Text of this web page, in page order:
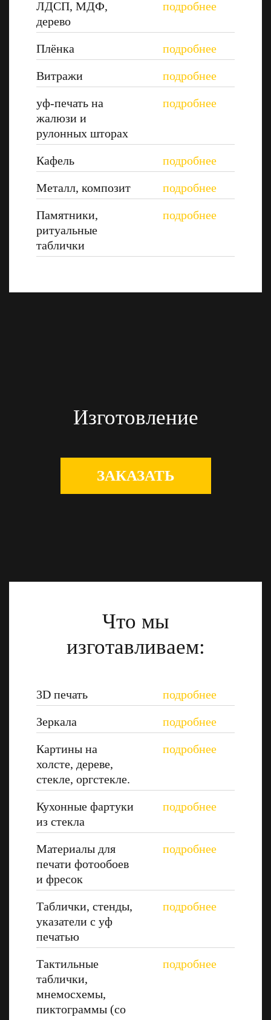
ЛДСП, МДФ,
дерево
Плёнка
Витражи
уф-печать на
жалюзи и
рулонных шторах
Кафель
Металл, композит
Памятники,
ритуальные
таблички
Что мы
изготавливаем:
3D печать
Зеркала
Картины на
холсте, дереве,
стекле, оргстекле.
Кухонные фартуки
из стекла
Материалы для
печати фотообоев
и фресок
Таблички, стенды,
указатели с уф
печатью
Тактильные
таблички,
мнемосхемы,
пиктограммы (со
Изготовление
ЗАКАЗАТЬ